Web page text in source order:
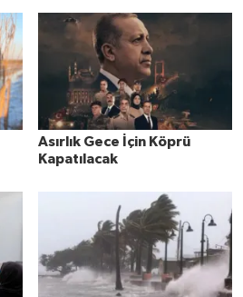
Asırlık Gece İçin Köprü
Kapatılacak